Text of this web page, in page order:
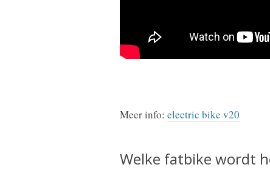
Meer info: electric bike v20
Welke fatbike wordt